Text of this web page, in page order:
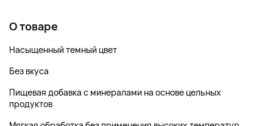
О товаре
Насыщенный темный цвет
Без вкуса
Пищевая добавка с минералами на основе цельных
продуктов